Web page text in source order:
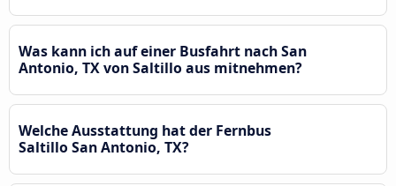
Was kann ich auf einer Busfahrt nach San
Antonio, TX von Saltillo aus mitnehmen?
Welche Ausstattung hat der Fernbus
Saltillo San Antonio, TX?